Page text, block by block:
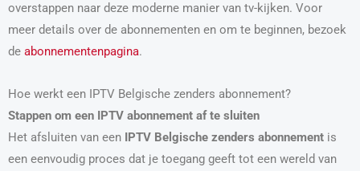
overstappen naar deze moderne manier van tv-kijken. Voor
meer details over de abonnementen en om te beginnen, bezoek
de abonnementenpagina.
Hoe werkt een IPTV Belgische zenders abonnement?
Stappen om een IPTV abonnement af te sluiten
Het afsluiten van een IPTV Belgische zenders abonnement is
een eenvoudig proces dat je toegang geeft tot een wereld van